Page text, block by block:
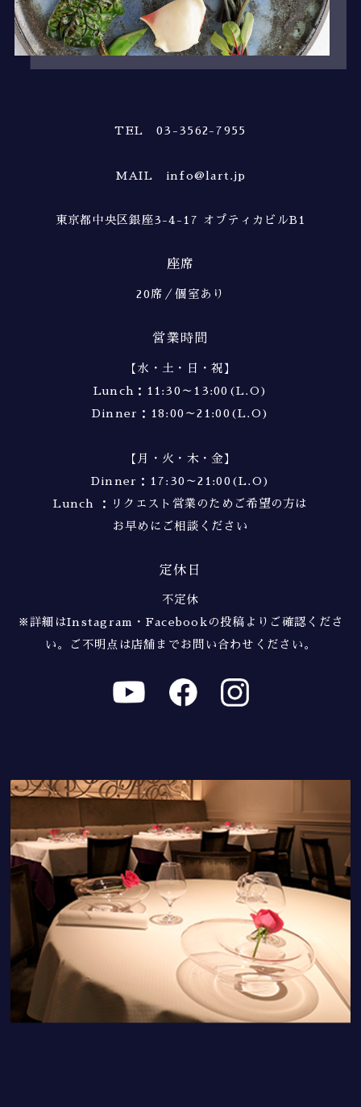
TEL 03-3562-7955
MAIL info@lart.jp
東京都中央区銀座3-4-17 オプティカビルB1
座席
20席／個室あり
営業時間
【水・土・日・祝】
Lunch：11:30～13:00(L.O)
Dinner：18:00～21:00(L.O)
【月・火・木・金】
Dinner：17:30～21:00(L.O)
Lunch ：リクエスト営業のためご希望の方は
お早めにご相談ください
定休日
不定休
※詳細はInstagram・Facebookの投稿よりご確認くださ
い。
ご不明点は店舗までお問い合わせください。